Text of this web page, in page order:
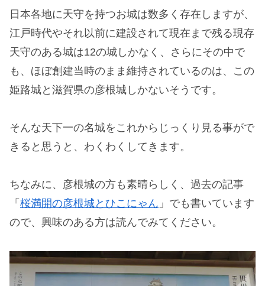
日本各地に天守を持つお城は数多く存在しますが、
江戸時代やそれ以前に建設されて現在まで残る現存
天守のある城は12の城しかなく、さらにその中で
も、ほぼ創建当時のまま維持されているのは、この
姫路城と滋賀県の彦根城しかないそうです。
そんな天下一の名城をこれからじっくり見る事がで
きると思うと、わくわくしてきます。
ちなみに、彦根城の方も素晴らしく、過去の記事
「 桜満開の彦根城とひこにゃん 」でも書いています
ので、興味のある方は読んでみてください。